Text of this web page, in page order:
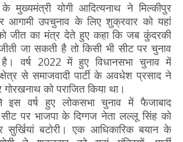
मुख्यमंत्री योगी आदित्यनाथ ने मिल्कीपुर
आगामी उपचुनाव के लिए शुक्रवार को यहां
को जीत का मंत्र देते हुए कहा कि जब कुंदरकी
जा सकती है तो किसी भी सीट पर चुनाव
वर्ष 2022 में हुए विधानसभा चुनाव में
क्षेत्र से समाजवादी पार्टी के अवधेश प्रसाद ने
गोरखनाथ को पराजित किया था।
वर्ष हुए लोकसभा चुनाव में फैजाबाद
पर भाजपा के दिग्गज नेता लल्लू सिंह को
सुर्खियां बटोरी। एक आधिकारिक बयान के